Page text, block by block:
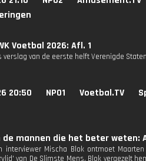
Voetbal 2026: Afl. 1
verslag van de eerste helft Verenigde
20:50 NPO1 Voetbal.TV
de mannen die het beter weten:
interviewer Mischa Blok ontmoet
van De Slimste Mens. Blok vergezelt